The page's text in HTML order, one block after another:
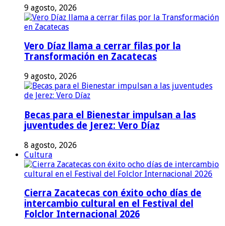
9 agosto, 2026
Vero Díaz llama a cerrar filas por la
Transformación en Zacatecas
9 agosto, 2026
Becas para el Bienestar impulsan a las
juventudes de Jerez: Vero Díaz
8 agosto, 2026
Cultura
Cierra Zacatecas con éxito ocho días de
intercambio cultural en el Festival del
Folclor Internacional 2026